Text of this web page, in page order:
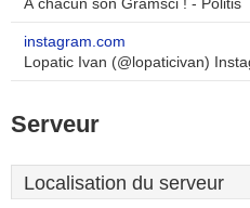
À chacun son Gramsci ! - Politis
instagram.com
Lopatic Ivan (@lopaticivan)
Serveur
Localisation du serveur